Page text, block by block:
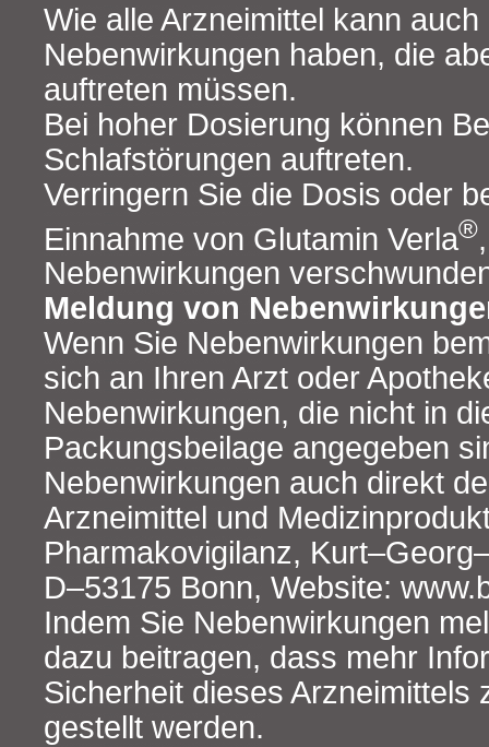
Wie alle Arzneimittel kann
Nebenwirkungen haben, die
auftreten müssen.
Bei hoher Dosierung können
Schlafstörungen auftreten.
Verringern Sie die Dosis oder
Einnahme von Glutamin Verla®
Nebenwirkungen
Meldung von
Wenn Sie Nebenwirkungen
sich an Ihren Arzt oder
Nebenwirkungen, die nicht in
Packungsbeilage angegeben
Nebenwirkungen auch direkt
Arzneimittel und
Pharmakovigilanz,
D‒53175 Bonn, Website:
Indem Sie Nebenwirkungen
dazu beitragen, dass mehr
Sicherheit dieses Arzneimittels
gestellt werden.